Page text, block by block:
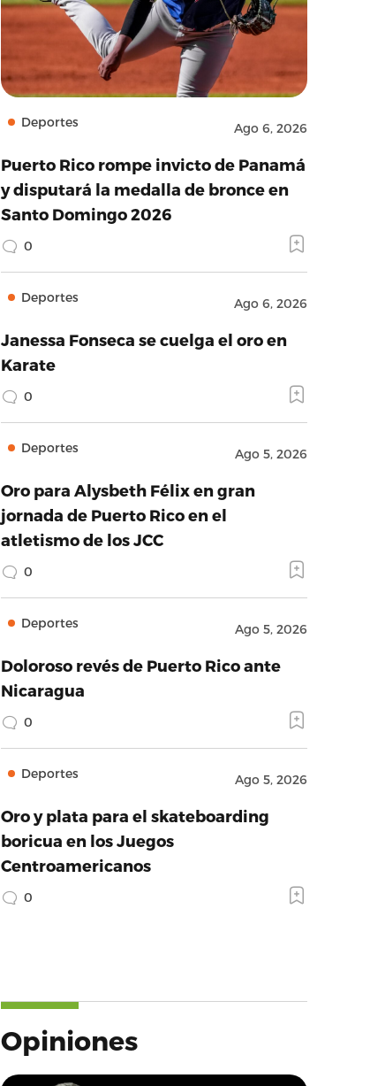
Deportes Ago 6, 2026
Puerto Rico rompe invicto de Panamá
y disputará la medalla de bronce en
Santo Domingo 2026
0
Deportes Ago 6, 2026
Janessa Fonseca se cuelga el oro en
Karate
0
Deportes Ago 5, 2026
Oro para Alysbeth Félix en gran
jornada de Puerto Rico en el
atletismo de los JCC
0
Deportes Ago 5, 2026
Doloroso revés de Puerto Rico ante
Nicaragua
0
Deportes Ago 5, 2026
Oro y plata para el skateboarding
boricua en los Juegos
Centroamericanos
0
Opiniones